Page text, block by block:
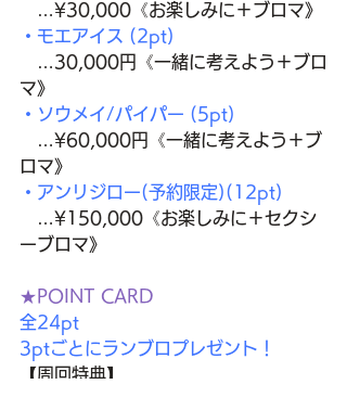
…¥30,000《お楽しみに＋ブロマ》
・モエアイス (2pt)
…30,000円《一緒に考えよう＋ブロ
マ》
・ソウメイ/パイパー (5pt)
…¥60,000円《一緒に考えよう＋ブ
ロマ》
・アンリジロー(予約限定)(12pt)
…¥150,000《お楽しみに＋セクシ
ーブロマ》
★POINT CARD
全24pt
3ptごとにランブロプレゼント！
【周回特典】